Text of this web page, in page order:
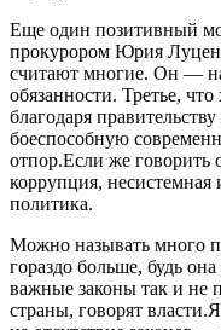
Еще один позитивный
прокурором Юрия
считают многие. Он —
обязанности. Третье,
благодаря
боеспособную
отпор.Если же говорить
коррупция, несистемная
политика.
Можно называть много
гораздо больше, будь
важные законы так и не
страны, говорят